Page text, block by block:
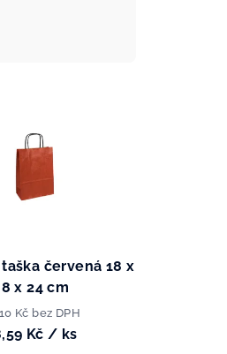
taška červená 18 x
8 x 24 cm
Kč bez DPH
Kč/ ks